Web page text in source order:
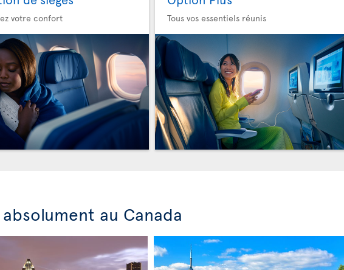
votre confort Tous vos essentiels réunis
au Canada